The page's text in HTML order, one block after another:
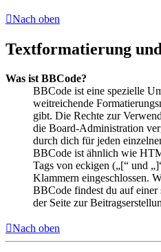
Nach oben
Textformatierung
Was ist BBCode?
BBCode ist eine spezielle
weitreichende
gibt. Die Rechte zur
die Board-Administration
durch dich für jeden
BBCode ist ähnlich wie
Tags von eckigen („[“ und
Klammern eingeschlossen.
BBCode findest du auf
der Seite zur
Nach oben